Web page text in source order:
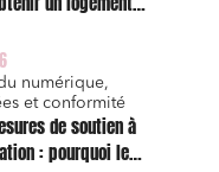
de l’action en
numérique,
et conformité
de soutien à
: pourquoi le